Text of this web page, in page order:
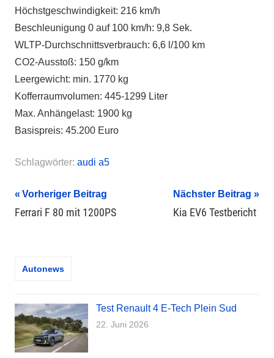
Höchstgeschwindigkeit: 216 km/h
Beschleunigung 0 auf 100 km/h: 9,8 Sek.
WLTP-Durchschnittsverbrauch: 6,6 l/100 km
CO2-Ausstoß: 150 g/km
Leergewicht: min. 1770 kg
Kofferraumvolumen: 445-1299 Liter
Max. Anhängelast: 1900 kg
Basispreis: 45.200 Euro
Schlagwörter: audi a5
Beitragsnavigation
Vorheriger Beitrag
Ferrari F 80 mit 1200PS
Nächster Beitrag
Kia EV6 Testbericht
Autonews
Test Renault 4 E-Tech Plein Sud
22. Juni 2026